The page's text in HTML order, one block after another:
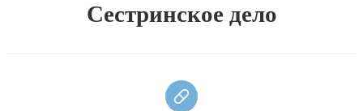
Сестринское дело